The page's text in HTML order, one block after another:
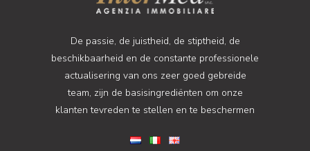
De passie, de juistheid, de stiptheid, de
beschikbaarheid en de constante professionele
actualisering van ons zeer goed gebreide
team, zijn de basisingrediënten om onze
klanten tevreden te stellen en te beschermen